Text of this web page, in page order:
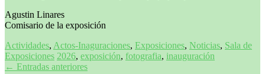
Agustin Linares
Comisario de la exposición
Actividades, Actos-Inaguraciones, Exposiciones, Noticias, Sala de
Exposiciones 2026, exposición, fotografia, inauguración
Navegación
← Entradas anteriores